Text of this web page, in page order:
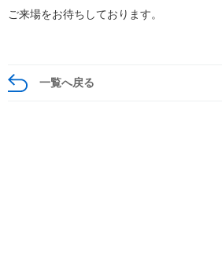
ご来場をお待ちしております。
一覧へ戻る